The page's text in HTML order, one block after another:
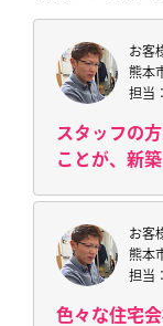
お客
熊本
担当
スタッフの
ことが、新
お客
熊本
担当
色々な住宅